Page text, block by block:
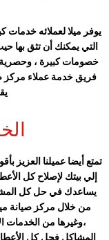
يوفر ميلا لعملائه
التي يمكنك أن تثق بها
خصومات كبيرة ، وحصرية
فريق خدمة عملاء مركز
تمتع أيضا عميلنا العزيز
إلي بيتك لإصلاح كل
يساعدك في حل كل
من خلال مركز صيانة
،وغيرها من الخدمات
المشاكل فحل كل